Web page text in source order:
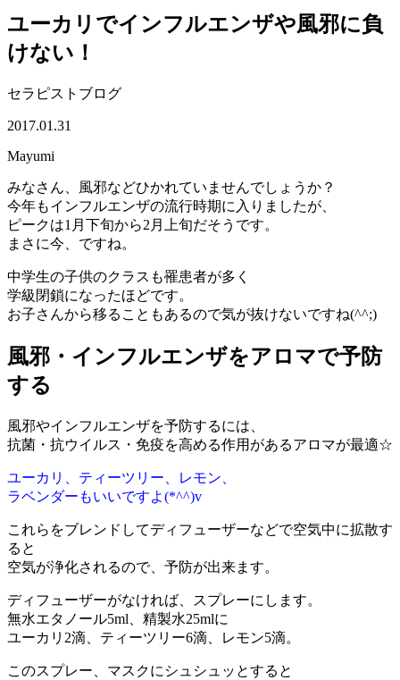
ユーカリでインフルエンザや風邪に負
けない！
セラピストブログ
2017.01.31
Mayumi
みなさん、風邪などひかれていませんでしょうか？
今年もインフルエンザの流行時期に入りましたが、
ピークは1月下旬から2月上旬だそうです。
まさに今、ですね。
中学生の子供のクラスも罹患者が多く
学級閉鎖になったほどです。
お子さんから移ることもあるので気が抜けないですね(^^;)
風邪・インフルエンザをアロマで予防
する
風邪やインフルエンザを予防するには、
抗菌・抗ウイルス・免疫を高める作用があるアロマが最適☆
ユーカリ、ティーツリー、レモン、
ラベンダーもいいですよ(*^^)v
これらをブレンドしてディフューザーなどで空気中に拡散す
ると
空気が浄化されるので、予防が出来ます。
ディフューザーがなければ、スプレーにします。
無水エタノール5ml、精製水25mlに
ユーカリ2滴、ティーツリー6滴、レモン5滴。
このスプレー、マスクにシュシュッとすると